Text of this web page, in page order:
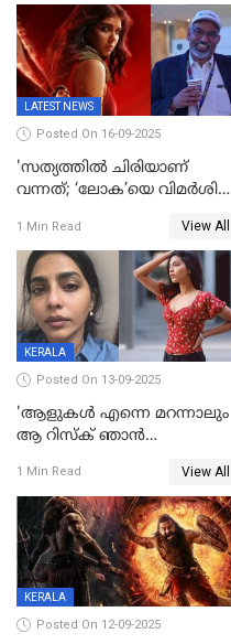
LATEST NEWS
Posted On 16-09-2025
'സത്യത്തിൽ ചിരിയാണ്
വന്നത്; ‘ലോക’യെ വിമർശിച്ച്
1 Min Read View All
KERALA
Posted On 13-09-2025
'ആളുകള്‍ എന്നെ മറന്നാലും
ആ റിസ്ക് ഞാൻ
മനസിലായി, കടുത്ത
തീരുമാനവുമായി ഐശ്വര്യ
ലക്ഷ്മി
1 Min Read View All
KERALA
Posted On 12-09-2025